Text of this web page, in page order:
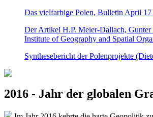
Das vielfarbige Polen, Bulletin April
Der Artikel H.P. Meier-Dallach,
Institute of Geography and Spatial
Synthesebericht der Polenprojekte
2016 - Jahr der globalen